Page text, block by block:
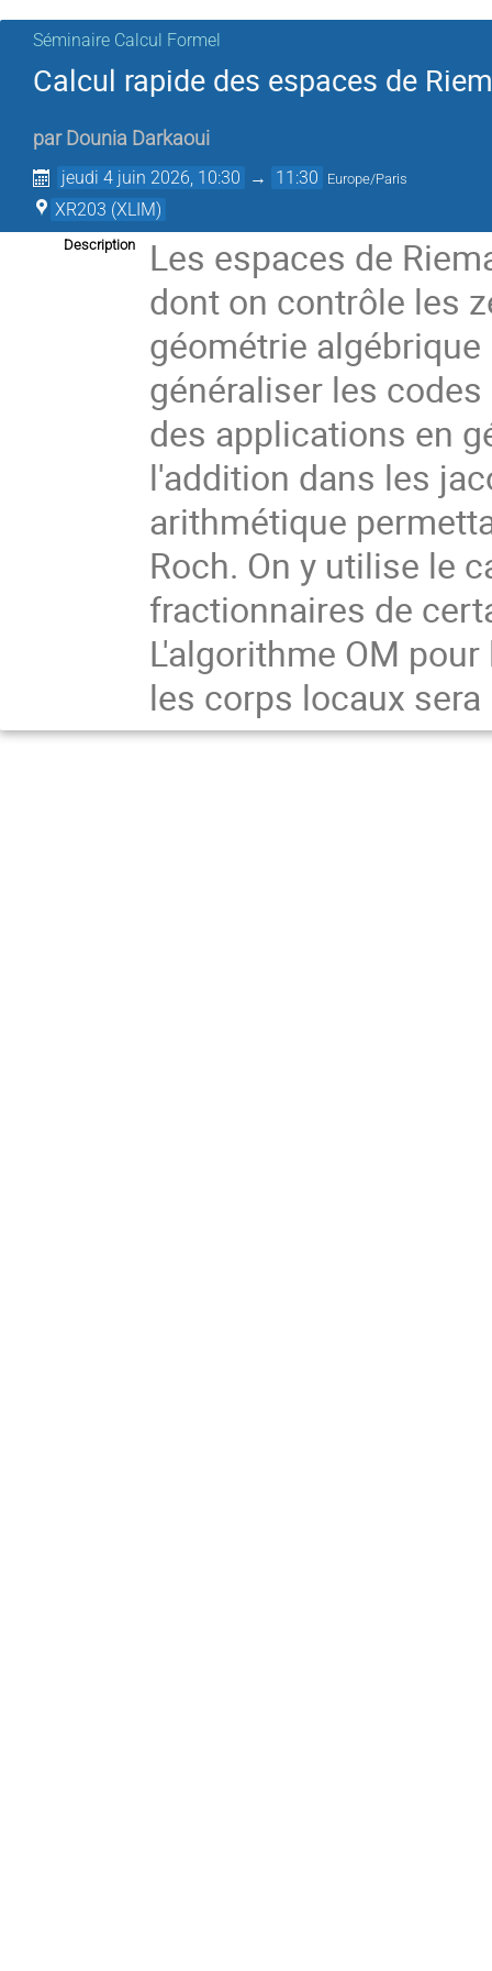
Séminaire Calcul Formel
Calcul rapide des espaces de
par Dounia Darkaoui
jeudi 4 juin 2026, 10:30 → 11:30 Europe/Paris
XR203 (XLIM)
Description
Les espaces de
dont on contrôle les
géométrie
généraliser les
des applications en
l'addition dans les
arithmétique
Roch. On y utilise le
fractionnaires de
L'algorithme OM
les corps locaux